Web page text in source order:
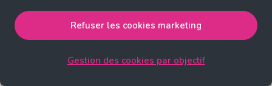
strictement nécessaires, performance, fonctionnalité et
publicité ciblée.
Accepter uniquement les cookies essentielsaccepte
les cookies strictement nécessaires.
Refuser les cookies marketing
Gestion des cookies par objectif